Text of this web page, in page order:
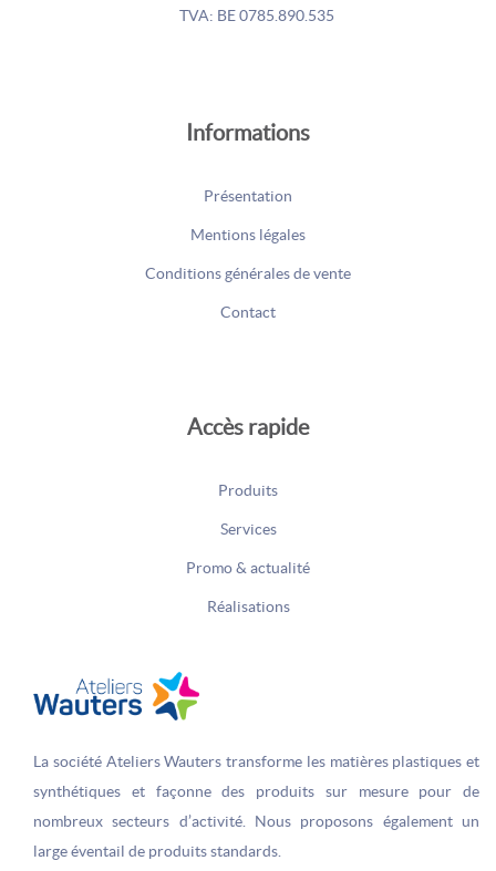
TVA: BE 0785.890.535
Informations
Présentation
Mentions légales
Conditions générales de vente
Contact
Accès rapide
Produits
Services
Promo & actualité
Réalisations
La société Ateliers Wauters transforme les matières plastiques et
synthétiques et façonne des produits sur­ mesure pour de
nombreux secteurs d’activité. Nous proposons également un
large éventail de produits standards.